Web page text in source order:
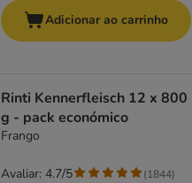
Adicionar ao carrinho
Rinti Kennerfleisch 12 x 800
g - pack económico
Frango
Avaliar: 4.7/5 (1844)